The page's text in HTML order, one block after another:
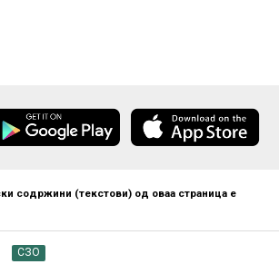
содржини (текстови) од оваа страница е
СЗО